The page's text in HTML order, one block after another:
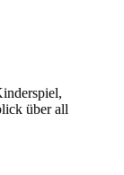
über all